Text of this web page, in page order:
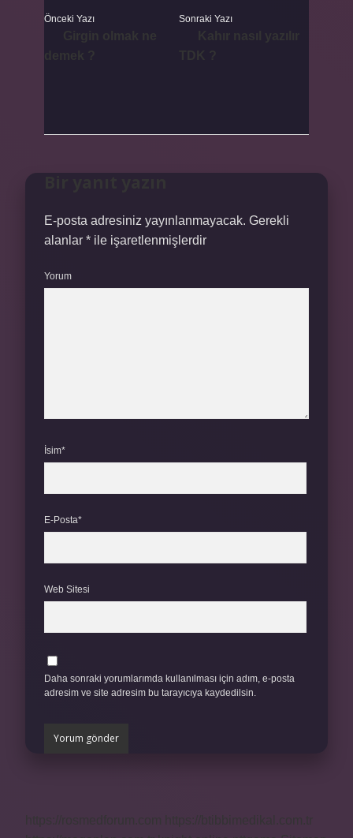
Önceki Yazı Sonraki Yazı
E-posta adresiniz yayınlanmayacak. Gerekli
alanlar * ile işaretlenmişlerdir
Yorum
İsim*
E-Posta*
Web Sitesi
Daha sonraki yorumlarımda kullanılması için adım, e-posta
adresim ve site adresim bu tarayıcıya kaydedilsin.